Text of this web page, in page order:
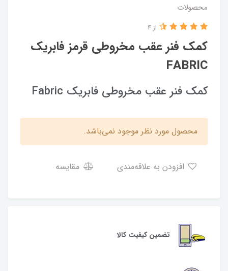
محصولات
کمک فنر عقب مخروطی قرمز فابریک
FABRIC
از 4
کمک فنر عقب مخروطی فابریک Fabric
محصول مورد نظر موجود نمی‌باشد.
مقایسه
تضمین کیفیت کالا